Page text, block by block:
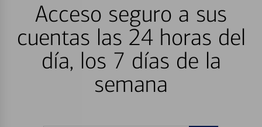
Acceso seguro a sus
cuentas las 24 horas del
día, los 7 días de la
semana